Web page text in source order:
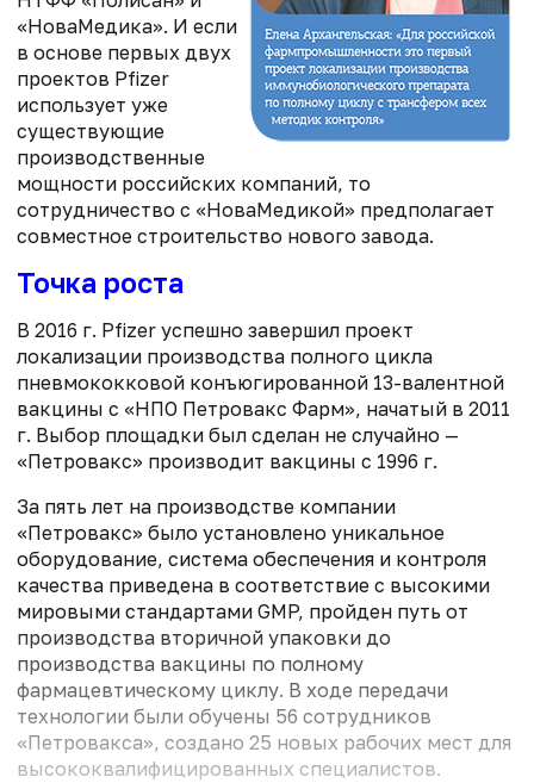
«НоваМедика». И если
в основе первых двух
проектов Pfizer
использует уже
существующие
производственные
мощности российских компаний, то
сотрудничество с «НоваМедикой» предполагает
совместное строительство нового завода.
Точка роста
В 2016 г. Pfizer успешно завершил проект
локализации производства полного цикла
пневмококковой конъюгированной 13-валентной
вакцины с «НПО Петровакс Фарм», начатый в 2011
г. Выбор площадки был сделан не случайно —
«Петровакс» производит вакцины с 1996 г.
За пять лет на производстве компании
«Петровакс» было установлено уникальное
оборудование, система обеспечения и контроля
качества приведена в соответствие с высокими
мировыми стандартами GMP, пройден путь от
производства вторичной упаковки до
производства вакцины по полному
фармацевтическому циклу. В ходе передачи
технологии были обучены 56 сотрудников
«Петровакса», создано 25 новых рабочих мест для
высококвалифицированных специалистов.